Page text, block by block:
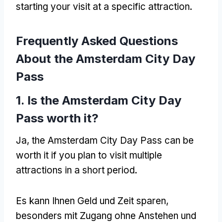
starting your visit at a specific attraction.
Frequently Asked Questions
About the Amsterdam City Day
Pass
1. Is the Amsterdam City Day
Pass worth it?
Ja, the Amsterdam City Day Pass can be
worth it if you plan to visit multiple
attractions in a short period.
Es kann Ihnen Geld und Zeit sparen,
besonders mit Zugang ohne Anstehen und